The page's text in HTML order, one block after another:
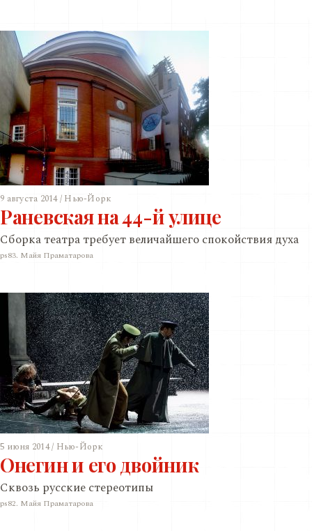
9 августа 2014 / Нью-Йорк
Раневская на 44-й улице
Сборка театра требует величайшего спокойствия духа
ps83. Майя Праматарова
5 июня 2014 / Нью-Йорк
Онегин и его двойник
Сквозь русские стереотипы
ps82. Майя Праматарова